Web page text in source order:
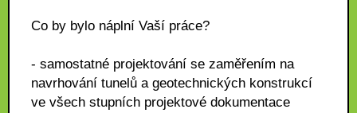
Co by bylo náplní Vaší práce?
- samostatné projektování se zaměřením na
navrhování tunelů a geotechnických konstrukcí
ve všech stupních projektové dokumentace